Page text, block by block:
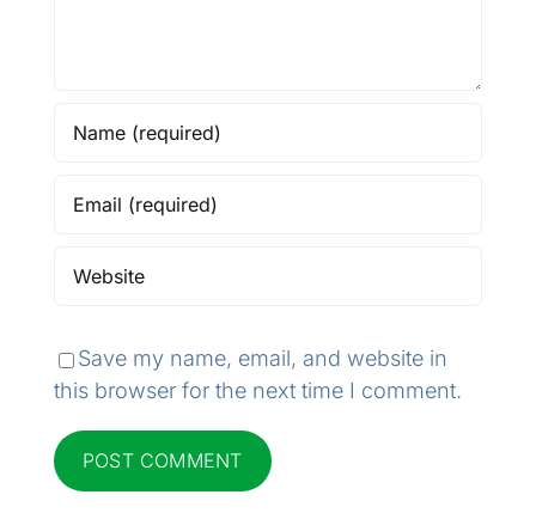
Save my name, email, and website in
this browser for the next time I comment.